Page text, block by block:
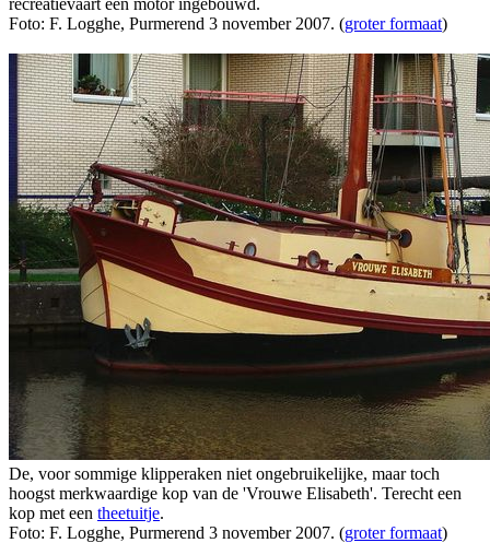
Foto: F. Logghe, Purmerend 3 november 2007. (groter formaat)
De, voor sommige klipperaken niet ongebruikelijke, maar toch
hoogst merkwaardige kop van de 'Vrouwe Elisabeth'. Terecht een
kop met een theetuitje.
Foto: F. Logghe, Purmerend 3 november 2007. (groter formaat)